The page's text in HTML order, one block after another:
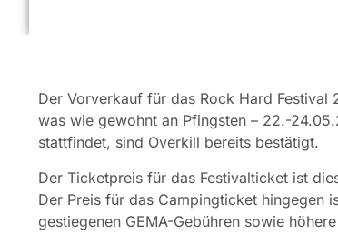
Der Vorverkauf für das Rock Hard Festival
was wie gewohnt an Pfingsten – 22.-
stattfindet, sind Overkill bereits bestätigt.
Der Ticketpreis für das Festivalticket ist
Der Preis für das Campingticket hingegen
gestiegenen GEMA-Gebühren sowie